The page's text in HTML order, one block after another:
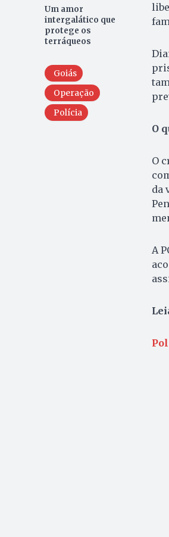
Um amor
intergalático que
protege os
terráqueos
Goiás
Operação
Polícia
O
O
da
A